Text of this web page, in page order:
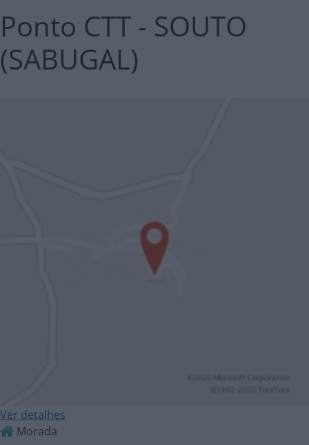
Ponto CTT - SOUTO
(SABUGAL)
Ver detalhes
Morada